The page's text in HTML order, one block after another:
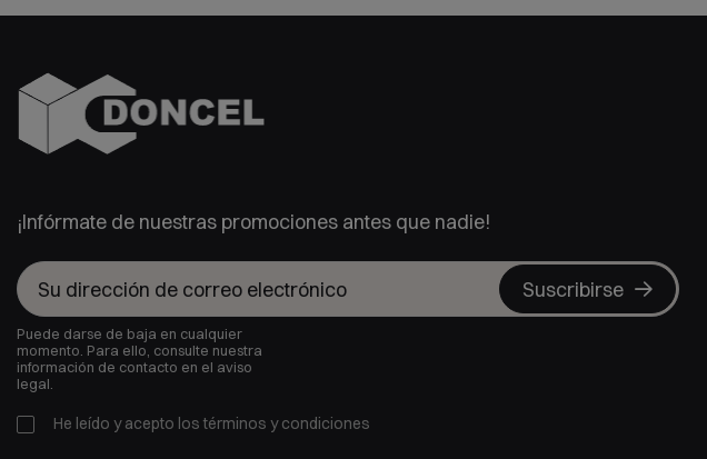
¡Infórmate de nuestras promociones antes que nadie!
Suscribirse
Puede darse de baja en cualquier
momento. Para ello, consulte nuestra
información de contacto en el aviso
legal.
He leído y acepto los términos y condiciones